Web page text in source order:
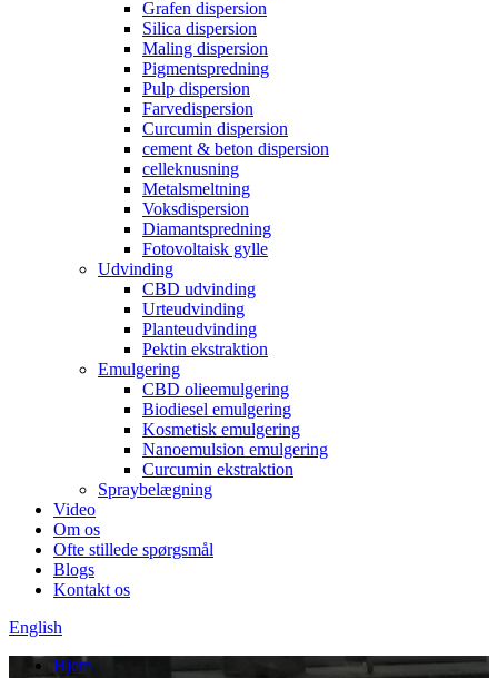
Grafen dispersion
Silica dispersion
Maling dispersion
Pigmentspredning
Pulp dispersion
Farvedispersion
Curcumin dispersion
cement & beton dispersion
celleknusning
Metalsmeltning
Voksdispersion
Diamantspredning
Fotovoltaisk gylle
Udvinding
CBD udvinding
Urteudvinding
Planteudvinding
Pektin ekstraktion
Emulgering
CBD olieemulgering
Biodiesel emulgering
Kosmetisk emulgering
Nanoemulsion emulgering
Curcumin ekstraktion
Spraybelægning
Video
Om os
Ofte stillede spørgsmål
Blogs
Kontakt os
English
Hjem